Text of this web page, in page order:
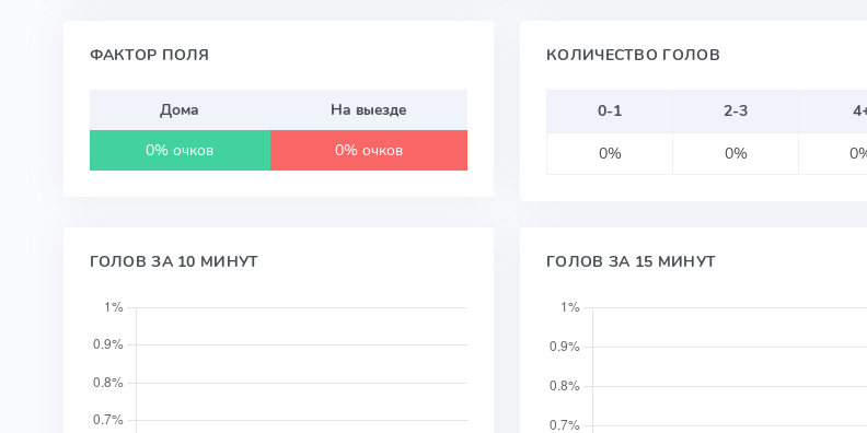
ФАКТОР ПОЛЯ
Дома
На выезде
0% очков
0% очков
КОЛИЧЕСТВО ГОЛОВ
0-1 2-3
0%
0%
ГОЛОВ ЗА 10 МИНУТ ГОЛОВ ЗА 15 МИНУТ